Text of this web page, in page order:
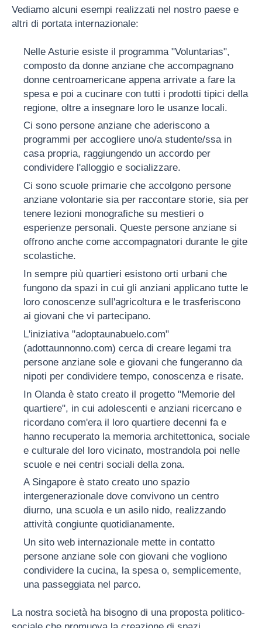
Vediamo alcuni esempi realizzati nel nostro paese e
altri di portata internazionale:
Nelle Asturie esiste il programma "Voluntarias",
composto da donne anziane che accompagnano
donne centroamericane appena arrivate a fare la
spesa e poi a cucinare con tutti i prodotti tipici della
regione, oltre a insegnare loro le usanze locali.
Ci sono persone anziane che aderiscono a
programmi per accogliere uno/a studente/ssa in
casa propria, raggiungendo un accordo per
condividere l'alloggio e socializzare.
Ci sono scuole primarie che accolgono persone
anziane volontarie sia per raccontare storie, sia per
tenere lezioni monografiche su mestieri o
esperienze personali. Queste persone anziane si
offrono anche come accompagnatori durante le gite
scolastiche.
In sempre più quartieri esistono orti urbani che
fungono da spazi in cui gli anziani applicano tutte le
loro conoscenze sull'agricoltura e le trasferiscono
ai giovani che vi partecipano.
L'iniziativa "adoptaunabuelo.com"
(adottaunnonno.com) cerca di creare legami tra
persone anziane sole e giovani che fungeranno da
nipoti per condividere tempo, conoscenza e risate.
In Olanda è stato creato il progetto "Memorie del
quartiere", in cui adolescenti e anziani ricercano e
ricordano com'era il loro quartiere decenni fa e
hanno recuperato la memoria architettonica, sociale
e culturale del loro vicinato, mostrandola poi nelle
scuole e nei centri sociali della zona.
A Singapore è stato creato uno spazio
intergenerazionale dove convivono un centro
diurno, una scuola e un asilo nido, realizzando
attività congiunte quotidianamente.
Un sito web internazionale mette in contatto
persone anziane sole con giovani che vogliono
condividere la cucina, la spesa o, semplicemente,
una passeggiata nel parco.
La nostra società ha bisogno di una proposta politico-